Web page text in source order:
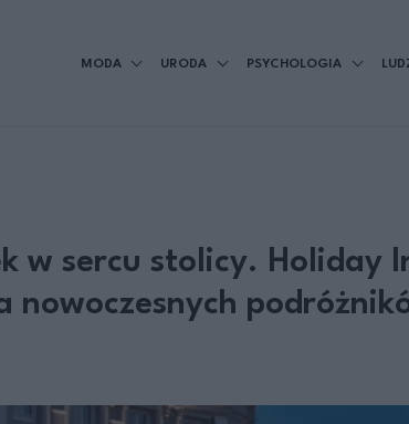
MODA URODA PSYCHOLOGIA
w sercu stolicy. Holiday
nowoczesnych